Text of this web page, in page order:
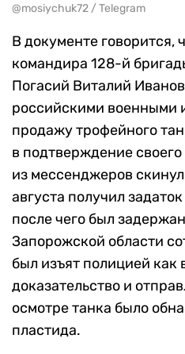
@mosiychuk72 / Telegram
В документе говорится,
командира 128-й
Погасий Виталий
российскими военными
продажу трофейного
в подтверждение
из мессенджеров
августа получил
после чего был
Запорожской области
был изъят полицией как
доказательство и
осмотре танка было
пластида.